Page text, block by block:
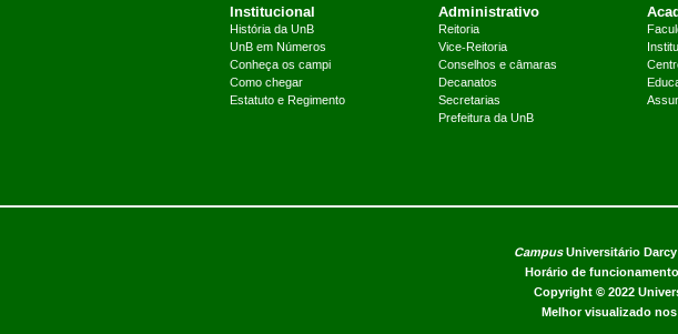
Institucional
História da UnB
UnB em Números
Conheça os campi
Como chegar
Estatuto e Regimento
Administrativo
Reitoria
Vice-Reitoria
Conselhos e câmaras
Decanatos
Secretarias
Prefeitura da UnB
CampusUniversitário
Horário de
Copyright © 2022
Melhor visualizado